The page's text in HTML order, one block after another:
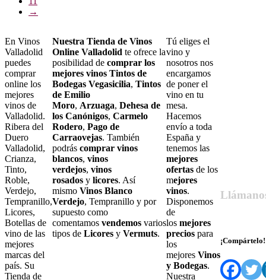
→
En Vinos
Valladolid
puedes
comprar
online los
mejores
vinos de
Valladolid.
Ribera del
Duero
Valladolid,
Crianza,
Tinto,
Roble,
Verdejo,
Tempranillo,
Licores,
Botellas de
vino de las
mejores
marcas del
país. Su
Tienda de
Nuestra Tienda de Vinos
Online Valladolid te ofrece la
posibilidad de comprar los
mejores vinos Tintos de
Bodegas Vegasicilia, Tintos
de Emilio
Moro, Arzuaga, Dehesa de
los Canónigos, Carmelo
Rodero, Pago de
Carraovejas. También
podrás comprar vinos
blancos, vinos
verdejos, vinos
rosados y licores. Así
mismo Vinos Blanco
Verdejo, Tempranillo y por
supuesto como
comentamos vendemos varios
tipos de Licores y Vermuts.
Tú eliges el
vino y
nosotros nos
encargamos
de poner el
vino en tu
mesa.
Hacemos
envío a toda
España y
tenemos las
mejores
ofertas de los
mejores
vinos.
Disponemos
de
los mejores
precios para
los
mejores Vinos
y Bodegas.
Nuestra
¡Compártelo!